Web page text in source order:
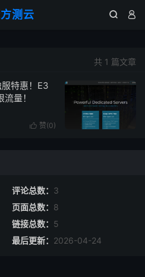
测云  
共 1 篇文章
特惠！E3
量！
 赞(0)
评论总数： 3
页面总数： 8
链接总数： 5
最后更新： 2026-04-24